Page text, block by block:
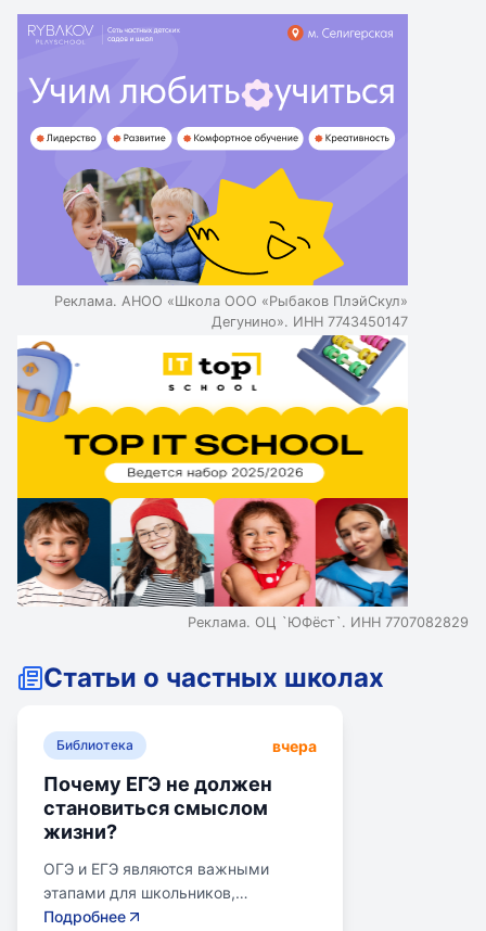
Реклама. АНОО «Школа ООО «Рыбаков ПлэйСкул»
Дегунино». ИНН 7743450147
Реклама. ОЦ `ЮФёст`. ИНН 7707082829
Статьи о частных школах
Библиотека вчера
Почему ЕГЭ не должен
становиться смыслом
жизни?
ОГЭ и ЕГЭ являются важными
этапами для школьников,
готовящихся к переходу на
Подробнее